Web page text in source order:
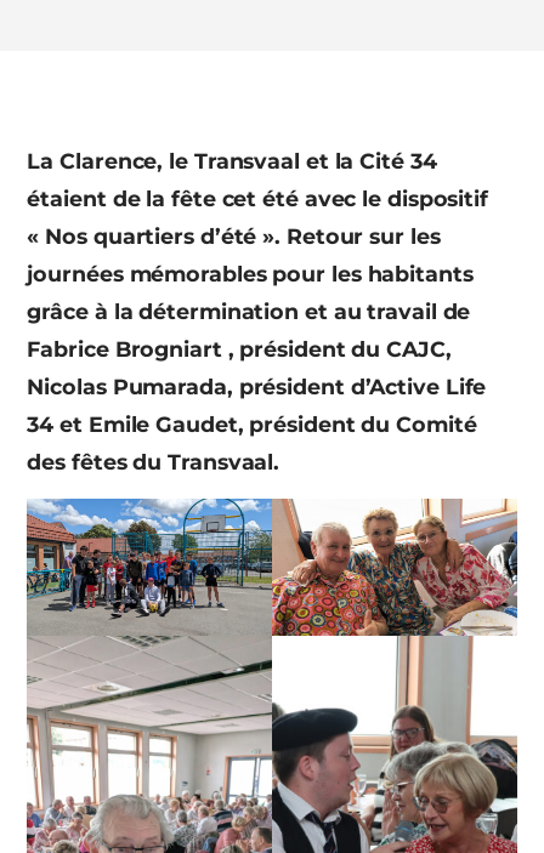
La Clarence, le Transvaal et la Cité 34
étaient de la fête cet été avec le dispositif
« Nos quartiers d’été ». Retour sur les
journées mémorables pour les habitants
grâce à la détermination et au travail de
Fabrice Brogniart , président du CAJC,
Nicolas Pumarada, président d’Active Life
34 et Emile Gaudet, président du Comité
des fêtes du Transvaal.